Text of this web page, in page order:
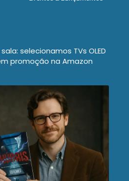
selecionamos TVs OLED
promoção na Amazon